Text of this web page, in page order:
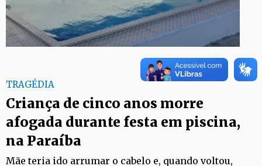
TRAGÉDIA
Criança de cinco anos morre
afogada durante festa em piscina,
na Paraíba
Mãe teria ido arrumar o cabelo e, quando voltou,